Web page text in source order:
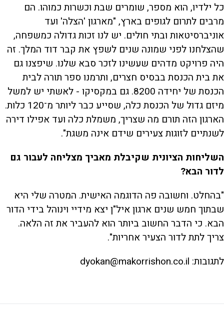
כל ילדיו, הוא מספר, שומרים שבת וכשרות כמוהו. הם
מרבים לתרום לגופים בארץ, "מארגון 'הצלה' ועד
אוניברסיטאות ובתי חולים. יש לנו זכות גדולה כמשפחה,
שהצלחנו לפני שמונה שנים לשפץ את קבר דוד המלך. זה
היה פרויקט מדהים שעשינו לזכר סבא שלנו. שיפצנו גם
את בית הכנסת בבסיס חצרים, ותרמנו ספר תורה לבית
הכנסת של יחידה 8200. גם במקסיקו - לאשתי יש למשל
מיזם גדול של הכנסת כלה, שסייע כבר ליותר מ־120 כלות.
הארגון הזה תורם מה שצריך, משמלת כלה ועד אפילו דירה
לשנתיים לזוגות צעירים שידם אינה משגת".
השליחות הציונית שקיבלת מאביך מצליחה לעבור גם
לדור הבא?
"בהחלט. וחשובה פה הדוגמה האישית. המטרה שלי היא
שבתוך חמש שנים ארגון איל"ן יצא מידיי וינוהל בידי הדור
הבא. כי הדבר החשוב ביותר הוא להעביר את זה הלאה.
צריך לתת לדור הצעיר אחריות".
לתגובות: dyokan@makorrishon.co.il